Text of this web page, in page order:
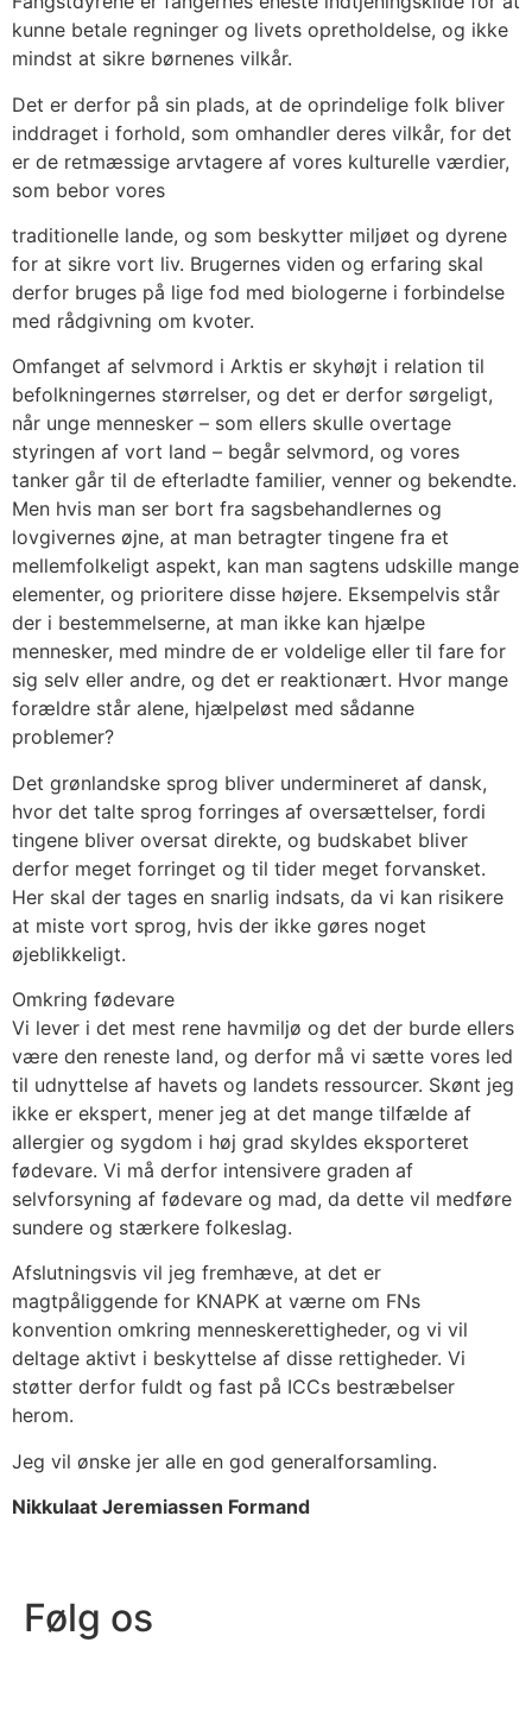
kunne betale regninger og livets opretholdelse, og ikke
mindst at sikre børnenes vilkår.
Det er derfor på sin plads, at de oprindelige folk bliver
inddraget i forhold, som omhandler deres vilkår, for det
er de retmæssige arvtagere af vores kulturelle værdier,
som bebor vores
traditionelle lande, og som beskytter miljøet og dyrene
for at sikre vort liv. Brugernes viden og erfaring skal
derfor bruges på lige fod med biologerne i forbindelse
med rådgivning om kvoter.
Omfanget af selvmord i Arktis er skyhøjt i relation til
befolkningernes størrelser, og det er derfor sørgeligt,
når unge mennesker – som ellers skulle overtage
styringen af vort land – begår selvmord, og vores
tanker går til de efterladte familier, venner og bekendte.
Men hvis man ser bort fra sagsbehandlernes og
lovgivernes øjne, at man betragter tingene fra et
mellemfolkeligt aspekt, kan man sagtens udskille mange
elementer, og prioritere disse højere. Eksempelvis står
der i bestemmelserne, at man ikke kan hjælpe
mennesker, med mindre de er voldelige eller til fare for
sig selv eller andre, og det er reaktionært. Hvor mange
forældre står alene, hjælpeløst med sådanne
problemer?
Det grønlandske sprog bliver undermineret af dansk,
hvor det talte sprog forringes af oversættelser, fordi
tingene bliver oversat direkte, og budskabet bliver
derfor meget forringet og til tider meget forvansket.
Her skal der tages en snarlig indsats, da vi kan risikere
at miste vort sprog, hvis der ikke gøres noget
øjeblikkeligt.
Omkring fødevare
Vi lever i det mest rene havmiljø og det der burde ellers
være den reneste land, og derfor må vi sætte vores led
til udnyttelse af havets og landets ressourcer. Skønt jeg
ikke er ekspert, mener jeg at det mange tilfælde af
allergier og sygdom i høj grad skyldes eksporteret
fødevare. Vi må derfor intensivere graden af
selvforsyning af fødevare og mad, da dette vil medføre
sundere og stærkere folkeslag.
Afslutningsvis vil jeg fremhæve, at det er
magtpåliggende for KNAPK at værne om FNs
konvention omkring menneskerettigheder, og vi vil
deltage aktivt i beskyttelse af disse rettigheder. Vi
støtter derfor fuldt og fast på ICCs bestræbelser
herom.
Jeg vil ønske jer alle en god generalforsamling.
Nikkulaat Jeremiassen Formand
Følg os